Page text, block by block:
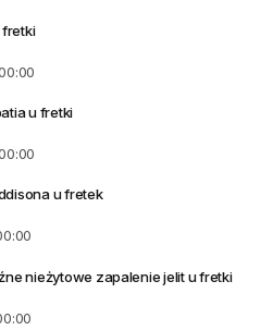
fretki
u fretki
u fretek
nieżytowe zapalenie jelit u fretki